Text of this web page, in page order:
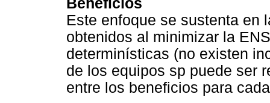
Este enfoque se sustenta en
obtenidos al minimizar la
determinísticas (no existen
de los equipos sp puede ser
entre los beneficios para